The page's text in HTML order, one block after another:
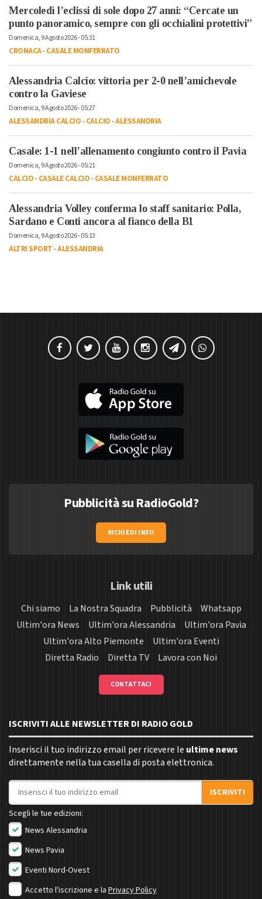
Mercoledì l’eclissi di sole dopo 27 anni: “Cercate un
punto panoramico, sempre con gli occhialini protettivi”
Domenica, 9 Agosto 2026 - 05:31
CRONACA-CASALE MONFERRATO
Alessandria Calcio: vittoria per 2-0 nell’amichevole
contro la Gaviese
Domenica, 9 Agosto 2026 - 05:27
ALESSANDRIA CALCIO-CALCIO-ALESSANDRIA
Casale: 1-1 nell’allenamento congiunto contro il Pavia
Domenica, 9 Agosto 2026 - 05:21
CALCIO-CASALE CALCIO-CASALE MONFERRATO
Alessandria Volley conferma lo staff sanitario: Polla,
Sardano e Conti ancora al fianco della B1
Domenica, 9 Agosto 2026 - 05:13
ALTRI SPORT-ALESSANDRIA
Pubblicità su RadioGold?
RICHIEDI INFO
Link utili
Chi siamo La Nostra Squadra Pubblicità
Whatsapp
Ultim'ora News
Ultim'ora Alessandria
Ultim'ora Pavia
Ultim'ora Alto Piemonte
Ultim'ora Eventi
Diretta Radio
Diretta TV Lavora con Noi
CONTATTACI
ISCRIVITI ALLE NEWSLETTER DI RADIO GOLD
Inserisci il tuo indirizzo email per ricevere le ultime news
direttamente nella tua casella di posta elettronica.
Indirizzo email
ISCRIVITI
Scegli le tue edizioni:
News Alessandria
News Pavia
Eventi Nord-Ovest
Accetto l'iscrizione e la Privacy Policy